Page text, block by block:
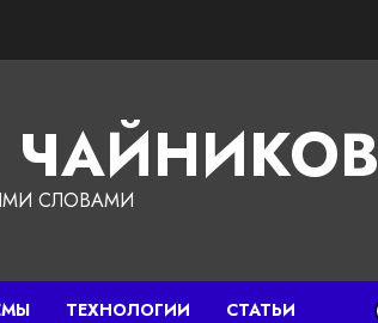
ЧАЙНИКОВ
СЛОВАМИ
ТЕХНОЛОГИИ СТАТЬИ